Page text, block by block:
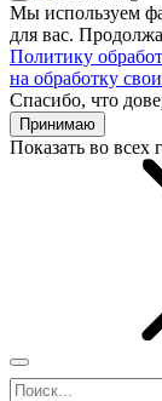
Мы используем
для вас.
Политику
на обработку
Спасибо, что
Принимаю
Показать во всех